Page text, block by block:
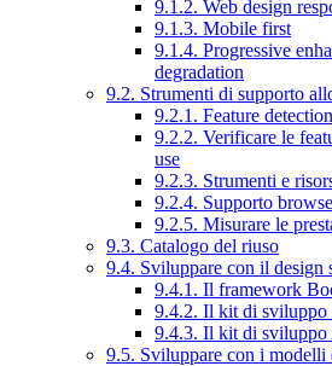
9.1.2. Web design
9.1.3. Mobile first
9.1.4. Progressive
degradation
9.2. Strumenti di supporto
9.2.1. Feature detection
9.2.2. Verificare le
use
9.2.3. Strumenti e
9.2.4. Supporto
9.2.5. Misurare le
9.3. Catalogo del riuso
9.4. Sviluppare con il design
9.4.1. Il framework
9.4.2. Il kit di sviluppo
9.4.3. Il kit di sviluppo
9.5. Sviluppare con i modelli